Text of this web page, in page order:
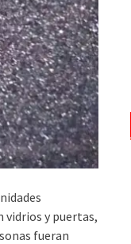
vidrios y puertas,
fueran